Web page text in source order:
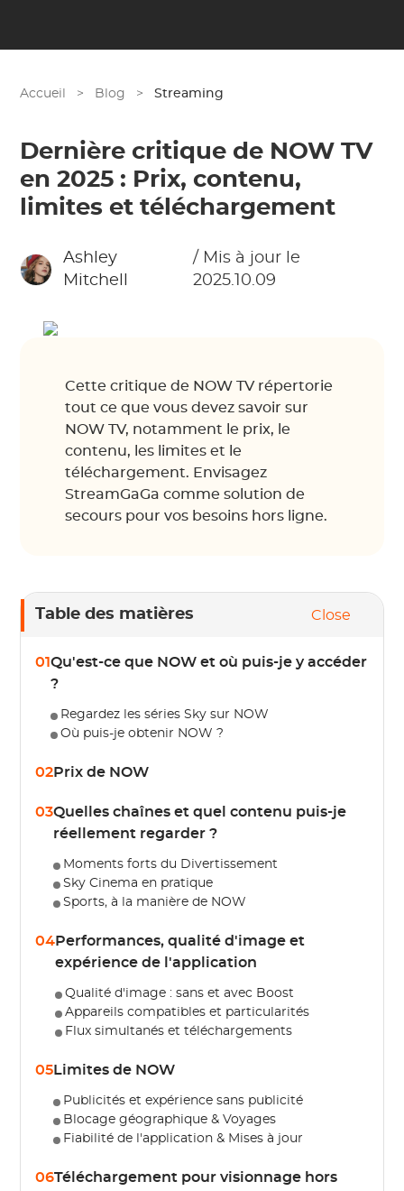
Accueil > Blog > Streaming
Dernière critique de NOW TV
en 2025 : Prix, contenu,
limites et téléchargement
Ashley
Mitchell
/ Mis à jour le
2025.10.09
Cette critique de NOW TV répertorie
tout ce que vous devez savoir sur
NOW TV, notamment le prix, le
contenu, les limites et le
téléchargement. Envisagez
StreamGaGa comme solution de
secours pour vos besoins hors ligne.
Table des matières Close
01Qu'est-ce que NOW et où puis-je y accéder
?
Regardez les séries Sky sur NOW
Où puis-je obtenir NOW ?
02Prix de NOW
03Quelles chaînes et quel contenu puis-je
réellement regarder ?
Moments forts du Divertissement
Sky Cinema en pratique
Sports, à la manière de NOW
04Performances, qualité d'image et
expérience de l'application
Qualité d'image : sans et avec Boost
Appareils compatibles et particularités
Flux simultanés et téléchargements
05Limites de NOW
Publicités et expérience sans publicité
Blocage géographique & Voyages
Fiabilité de l'application & Mises à jour
06Téléchargement pour visionnage hors